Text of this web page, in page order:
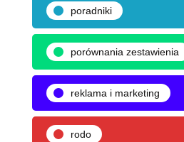
poradniki
porównania zestawienia
reklama i marketing
rodo